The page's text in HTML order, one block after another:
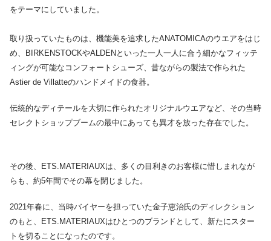
をテーマにしていました。
取り扱っていたものは、機能美を追求したANATOMICAのウエアをはじ
め、BIRKENSTOCKやALDENといった一人一人に合う細かなフィッテ
ィングが可能なコンフォートシューズ、昔ながらの製法で作られた
Astier de Villatteのハンドメイドの食器。
伝統的なディテールを大切に作られたオリジナルウエアなど、その当時
セレクトショップブームの最中にあっても異才を放った存在でした。
その後、ETS.MATERIAUXは、多くの目利きのお客様に惜しまれなが
らも、約5年間でその幕を閉じました。
2021年春に、当時バイヤーを担っていた金子恵治氏のディレクション
のもと、ETS.MATERIAUXはひとつのブランドとして、新たにスター
トを切ることになったのです。